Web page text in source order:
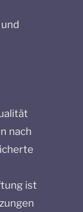
nach
ist